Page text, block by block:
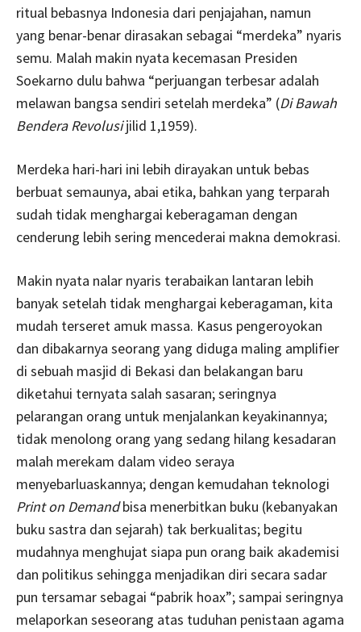
ritual bebasnya Indonesia dari penjajahan, namun
yang benar-benar dirasakan sebagai “merdeka” nyaris
semu. Malah makin nyata kecemasan Presiden
Soekarno dulu bahwa “perjuangan terbesar adalah
melawan bangsa sendiri setelah merdeka” (Di Bawah
Bendera Revolusijilid 1,1959).
Merdeka hari-hari ini lebih dirayakan untuk bebas
berbuat semaunya, abai etika, bahkan yang terparah
sudah tidak menghargai keberagaman dengan
cenderung lebih sering mencederai makna demokrasi.
Makin nyata nalar nyaris terabaikan lantaran lebih
banyak setelah tidak menghargai keberagaman, kita
mudah terseret amuk massa. Kasus pengeroyokan
dan dibakarnya seorang yang diduga maling amplifier
di sebuah masjid di Bekasi dan belakangan baru
diketahui ternyata salah sasaran; seringnya
pelarangan orang untuk menjalankan keyakinannya;
tidak menolong orang yang sedang hilang kesadaran
malah merekam dalam video seraya
menyebarluaskannya; dengan kemudahan teknologi
Print on Demandbisa menerbitkan buku (kebanyakan
buku sastra dan sejarah) tak berkualitas; begitu
mudahnya menghujat siapa pun orang baik akademisi
dan politikus sehingga menjadikan diri secara sadar
pun tersamar sebagai “pabrik hoax”; sampai seringnya
melaporkan seseorang atas tuduhan penistaan agama